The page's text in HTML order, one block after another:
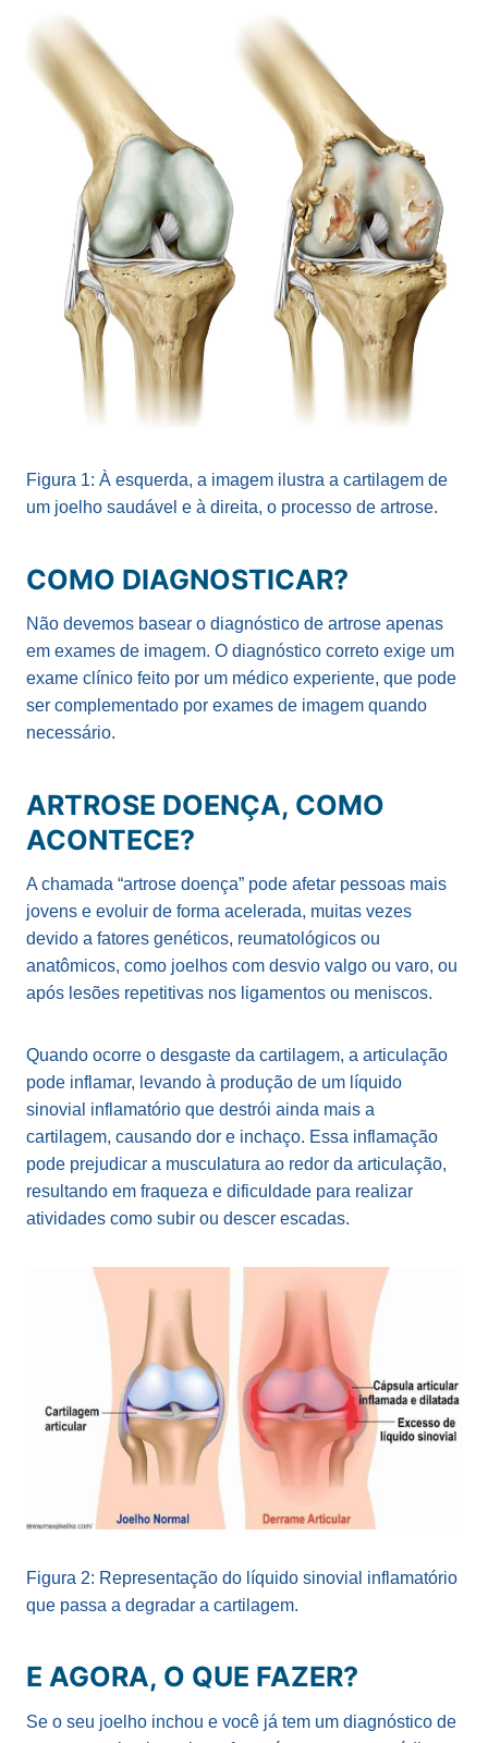
Figura 1: À esquerda, a imagem ilustra a cartilagem de
um joelho saudável e à direita, o processo de artrose.
COMO DIAGNOSTICAR?
Não devemos basear o diagnóstico de artrose apenas
em exames de imagem. O diagnóstico correto exige um
exame clínico feito por um médico experiente, que pode
ser complementado por exames de imagem quando
necessário.
ARTROSE DOENÇA, COMO
ACONTECE?
A chamada “artrose doença” pode afetar pessoas mais
jovens e evoluir de forma acelerada, muitas vezes
devido a fatores genéticos, reumatológicos ou
anatômicos, como joelhos com desvio valgo ou varo, ou
após lesões repetitivas nos ligamentos ou meniscos.
Quando ocorre o desgaste da cartilagem, a articulação
pode inflamar, levando à produção de um líquido
sinovial inflamatório que destrói ainda mais a
cartilagem, causando dor e inchaço. Essa inflamação
pode prejudicar a musculatura ao redor da articulação,
resultando em fraqueza e dificuldade para realizar
atividades como subir ou descer escadas.
Figura 2: Representação do líquido sinovial inflamatório
que passa a degradar a cartilagem.
E AGORA, O QUE FAZER?
Se o seu joelho inchou e você já tem um diagnóstico de